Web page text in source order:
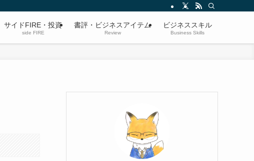
サイドFIRE・投資
side FIRE
書評・ビジネスアイテム
Review
ビジネススキル
Business Skills